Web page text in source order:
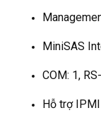
MiniSAS
COM: 1,
Hỗ trợ IPMI